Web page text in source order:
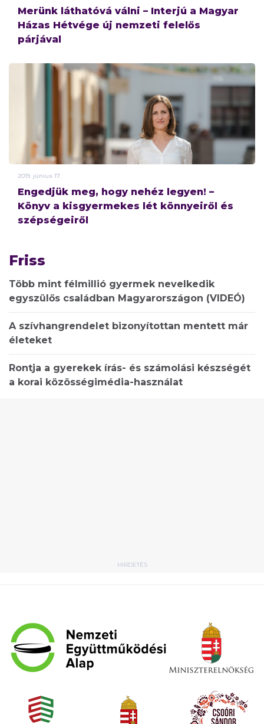
Merünk láthatóvá válni – Interjú a Magyar
Házas Hétvége új nemzeti felelős
párjával
2019. június 17.
Engedjük meg, hogy nehéz legyen! –
Könyv a kisgyermekes lét könnyeiről és
szépségeiről
Friss
Több mint félmillió gyermek nevelkedik
egyszülős családban Magyarországon (VIDEÓ)
A szívhangrendelet bizonyítottan mentett már
életeket
Rontja a gyerekek írás- és számolási készségét
a korai közösségimédia-használat
HIRDETÉS